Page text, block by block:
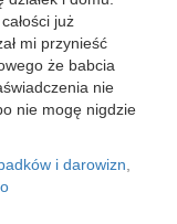
już
mi przynieść
że babcia
nie
nie mogę nigdzie
i darowizn